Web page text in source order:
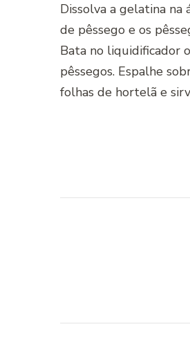
Dissolva a gelatina na
de pêssego e os
Bata no liquidificador
pêssegos. Espalhe
folhas de hortelã e